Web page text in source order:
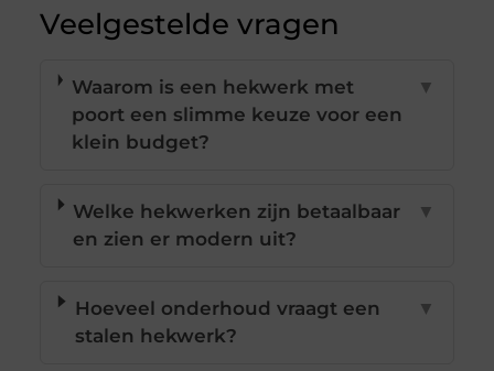
Veelgestelde vragen
Waarom is een hekwerk met
poort een slimme keuze voor een
klein budget?
▼
Welke hekwerken zijn betaalbaar
en zien er modern uit?
▼
Hoeveel onderhoud vraagt een
stalen hekwerk?
▼